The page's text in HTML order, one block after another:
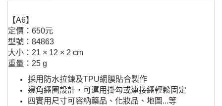
【A6】
定價：​650元
型號：84863
大小：21 × 12 × 2 cm
重量：25 g
採用防水拉鍊及TPU網膜貼合製作
邊角繩圈設計，可運用掛勾或連接繩輕鬆固定
四實用尺寸可容納藥品、化妝品、地圖...等